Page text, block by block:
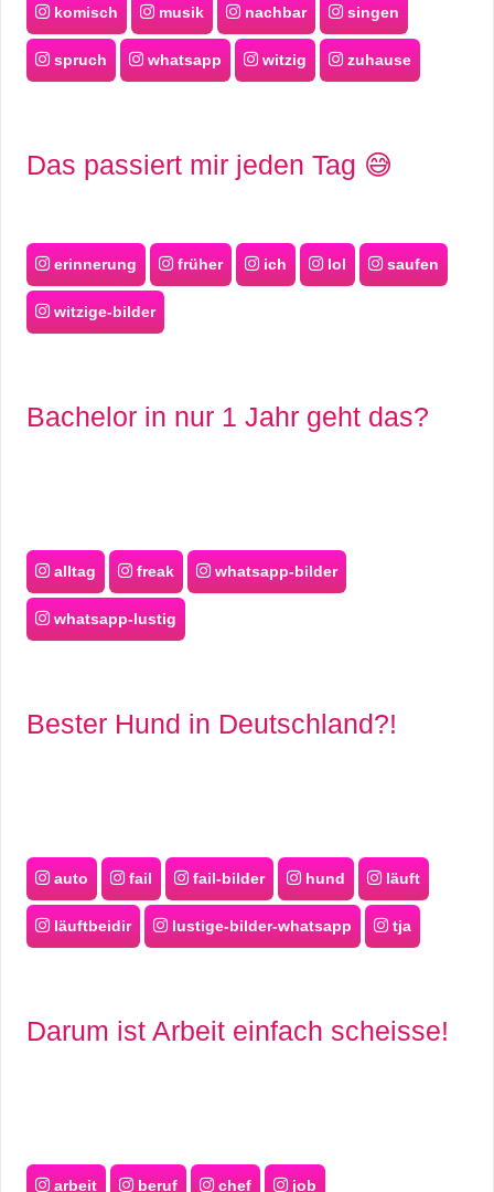
komisch musik nachbar singen
spruch whatsapp witzig zuhause
Das passiert mir jeden Tag 😅
erinnerung früher ich lol saufen
witzige-bilder
Bachelor in nur 1 Jahr geht das?
alltag freak whatsapp-bilder
whatsapp-lustig
Bester Hund in Deutschland?!
auto fail fail-bilder hund läuft
läuftbeidir lustige-bilder-whatsapp tja
Darum ist Arbeit einfach scheisse!
arbeit beruf chef job